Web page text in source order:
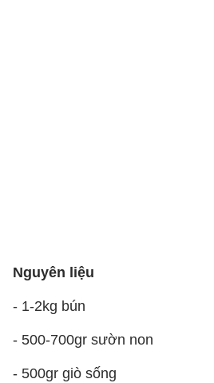
Nguyên liệu
- 1-2kg bún
- 500-700gr sườn non
- 500gr giò sống